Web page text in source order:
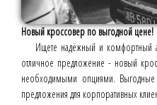
Новый кроссовер по выгодной цене!
Ищете надёжный и комфортный
отличное предложение - новый
необходимыми опциями. Выгодные
предложения для корпоративных